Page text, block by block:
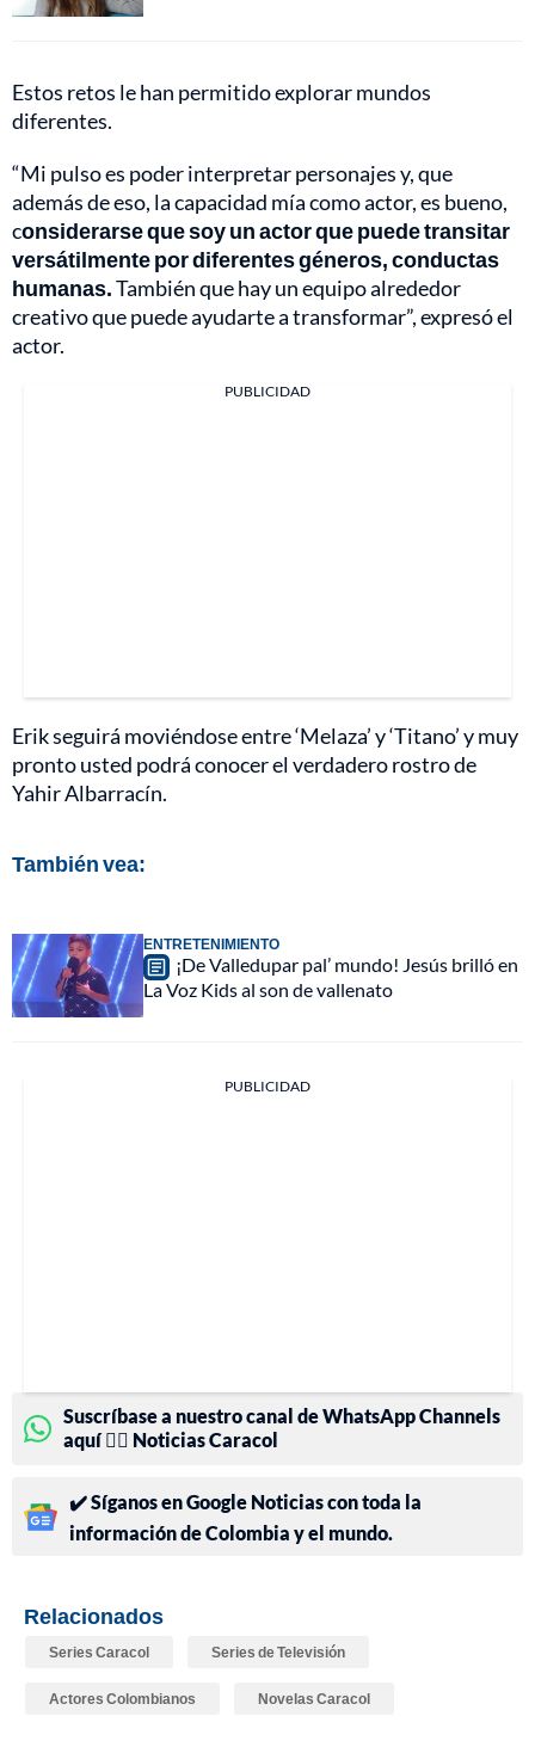
Estos retos le han permitido explorar mundos
diferentes.
“Mi pulso es poder interpretar personajes y, que
además de eso, la capacidad mía como actor, es bueno,
considerarse que soy un actor que puede transitar
versátilmente por diferentes géneros, conductas
humanas.También que hay un equipo alrededor
creativo que puede ayudarte a transformar”, expresó el
actor.
PUBLICIDAD
Erik seguirá moviéndose entre ‘Melaza’ y ‘Titano’ y muy
pronto usted podrá conocer el verdadero rostro de
Yahir Albarracín.
También vea:
ENTRETENIMIENTO
¡De Valledupar pal’ mundo! Jesús brilló en
La Voz Kids al son de vallenato
PUBLICIDAD
Suscríbase a nuestro canal de WhatsApp Channels
aquí 👉🏻 Noticias Caracol
✔️ Síganos en Google Noticias con toda la
información de Colombia y el mundo.
Relacionados
Series Caracol Series de Televisión
Actores Colombianos Novelas Caracol